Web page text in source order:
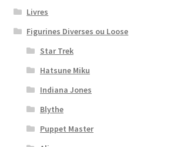
Livres
Figurines Diverses ou Loose
Star Trek
Hatsune Miku
Indiana Jones
Blythe
Puppet Master